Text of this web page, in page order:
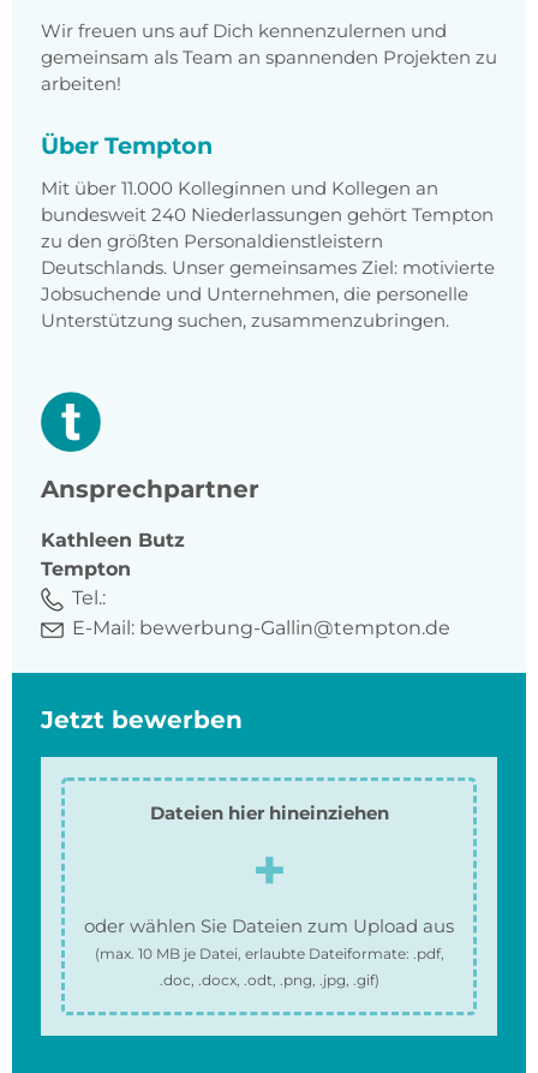
Wir freuen uns auf Dich kennenzulernen und
gemeinsam als Team an spannenden Projekten zu
arbeiten!
Über Tempton
Mit über 11.000 Kolleginnen und Kollegen an
bundesweit 240 Niederlassungen gehört Tempton
zu den größten Personaldienstleistern
Deutschlands. Unser gemeinsames Ziel: motivierte
Jobsuchende und Unternehmen, die personelle
Unterstützung suchen, zusammenzubringen.
Ansprechpartner
Kathleen Butz
Tempton
Tel.:
E-Mail: bewerbung-Gallin@tempton.de
Jetzt bewerben
Dateien hier hineinziehen
oder wählen Sie Dateien zum Upload aus
(max. 10 MBje Datei, erlaubte Dateiformate: .pdf,
.doc, .docx, .odt, .png, .jpg, .gif)